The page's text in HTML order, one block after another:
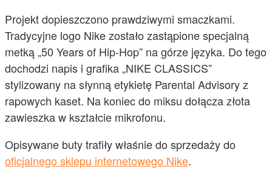
Projekt dopieszczono prawdziwymi smaczkami.
Tradycyjne logo Nike zostało zastąpione specjalną
metką „50 Years of Hip-Hop” na górze języka. Do tego
dochodzi napis i grafika „NIKE CLASSICS”
stylizowany na słynną etykietę Parental Advisory z
rapowych kaset. Na koniec do miksu dołącza złota
zawieszka w kształcie mikrofonu.
Opisywane buty trafiły właśnie do sprzedaży do
oficjalnego sklepu internetowego Nike.